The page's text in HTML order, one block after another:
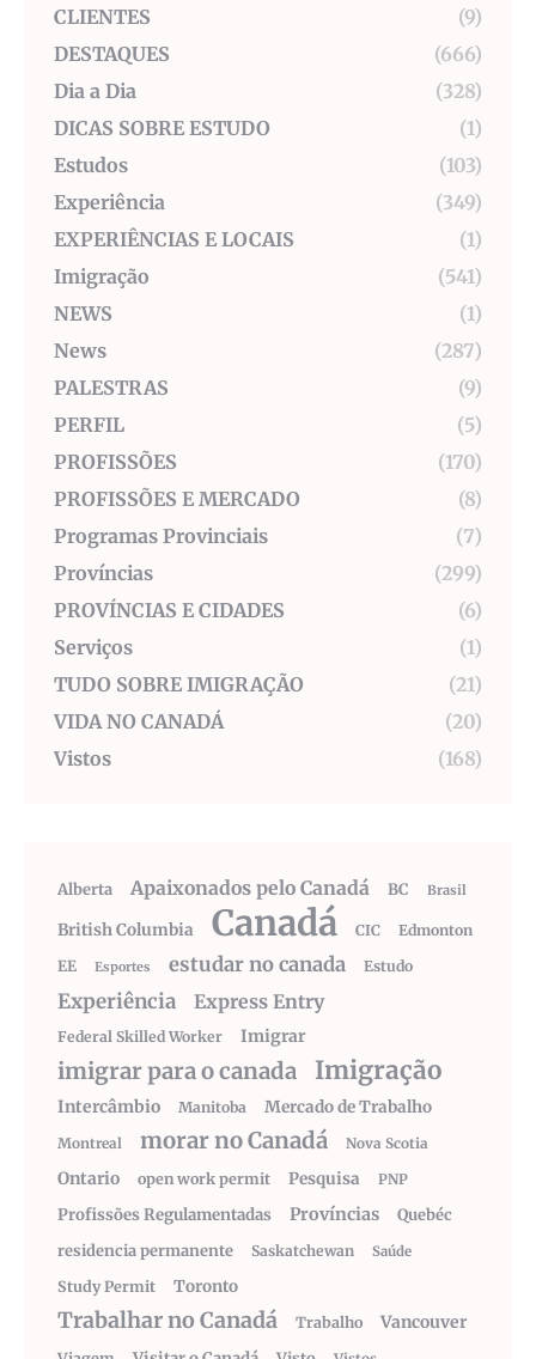
CLIENTES
(9)
DESTAQUES
(666)
Dia a Dia
(328)
DICAS SOBRE ESTUDO
(1)
Estudos
(103)
Experiência
(349)
EXPERIÊNCIAS E LOCAIS
(1)
Imigração
(541)
NEWS
(1)
News
(287)
PALESTRAS
(9)
PERFIL
(5)
PROFISSÕES
(170)
PROFISSÕES E MERCADO
(8)
Programas Provinciais
(7)
Províncias
(299)
PROVÍNCIAS E CIDADES
(6)
Serviços
(1)
TUDO SOBRE IMIGRAÇÃO
(21)
VIDA NO CANADÁ
(20)
Vistos
(168)
Alberta Apaixonados pelo Canadá BC Brasil
British Columbia Canadá CIC
Edmonton
EE
Esportes estudar no canada Estudo
Experiência Express Entry
Federal Skilled Worker Imigrar
imigrar para o canada Imigração
Intercâmbio Manitoba Mercado de Trabalho
Montreal morar no Canadá Nova Scotia
Ontario open work permit Pesquisa PNP
Profissões Regulamentadas Províncias
Quebéc
residencia permanente
Saskatchewan Saúde
Study Permit Toronto
Trabalhar no Canadá Trabalho Vancouver